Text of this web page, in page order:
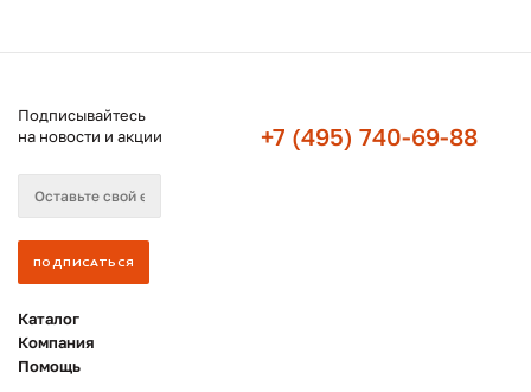
Подписывайтесь
на новости и акции
+7 (495) 740-69-88
Каталог
Компания
Помощь